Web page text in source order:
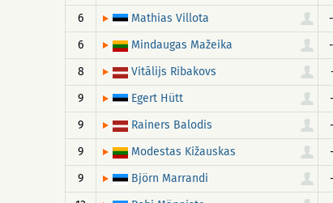
6
Mathias Villota
6
Mindaugas Mažeika
8
Vitālijs Ribakovs
9
Egert Hütt
9
Rainers Balodis
9
Modestas Kižauskas
9
Björn Marrandi